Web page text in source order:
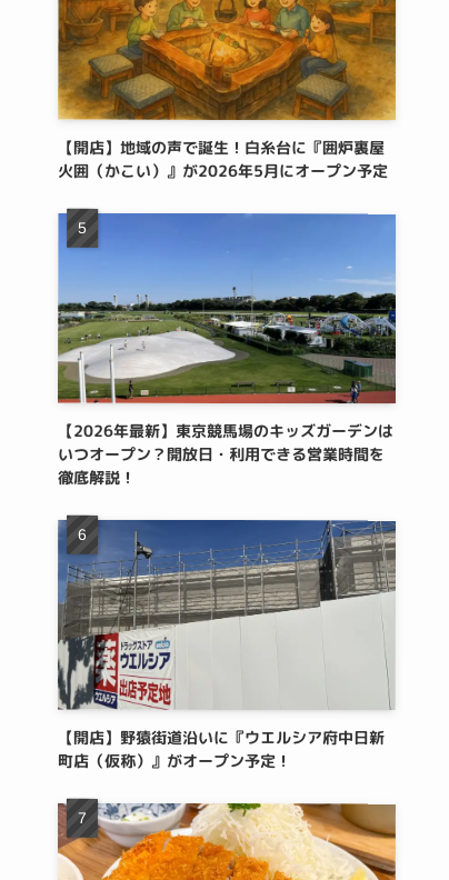
【開店】地域の声で誕生！白糸台に『囲炉裏屋
火囲（かこい）』が2026年5月にオープン予定
【2026年最新】東京競馬場のキッズガーデンは
いつオープン？開放日・利用できる営業時間を
徹底解説！
【開店】野猿街道沿いに『ウエルシア府中日新
町店（仮称）』がオープン予定！